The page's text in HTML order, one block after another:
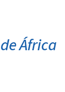
África